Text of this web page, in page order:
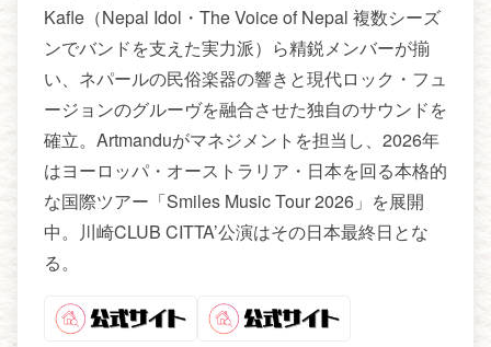
Kafle（Nepal Idol・The Voice of Nepal 複数シーズ
ンでバンドを支えた実力派）ら精鋭メンバーが揃
い、ネパールの民俗楽器の響きと現代ロック・フュ
ージョンのグルーヴを融合させた独自のサウンドを
確立。Artmanduがマネジメントを担当し、2026年
はヨーロッパ・オーストラリア・日本を回る本格的
な国際ツアー「Smiles Music Tour 2026」を展開
中。川崎CLUB CITTA’公演はその日本最終日とな
る。